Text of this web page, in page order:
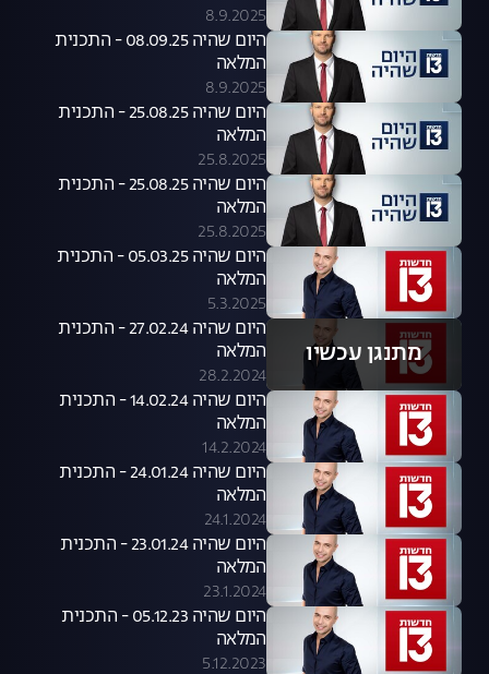
8.9.2025
היום שהיה 08.09.25 - התכנית
המלאה
8.9.2025
היום שהיה 25.08.25 - התכנית
המלאה
25.8.2025
היום שהיה 25.08.25 - התכנית
המלאה
25.8.2025
היום שהיה 05.03.25 - התכנית
המלאה
5.3.2025
מתנגן עכשיו
היום שהיה 27.02.24 - התכנית
המלאה
28.2.2024
היום שהיה 14.02.24 - התכנית
המלאה
14.2.2024
היום שהיה 24.01.24 - התכנית
המלאה
24.1.2024
היום שהיה 23.01.24 - התכנית
המלאה
23.1.2024
היום שהיה 05.12.23 - התכנית
המלאה
5.12.2023